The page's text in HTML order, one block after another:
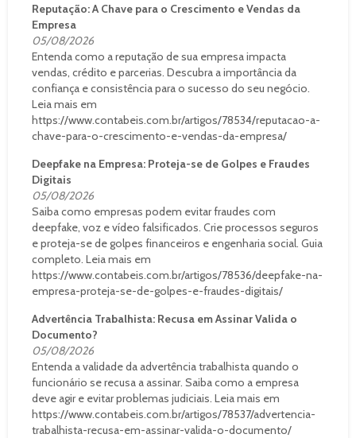
Reputação: A Chave para o Crescimento e Vendas da
Empresa
05/08/2026
Entenda como a reputação de sua empresa impacta
vendas, crédito e parcerias. Descubra a importância da
confiança e consistência para o sucesso do seu negócio.
Leia mais em
https://www.contabeis.com.br/artigos/78534/reputacao-a-
chave-para-o-crescimento-e-vendas-da-empresa/
Deepfake na Empresa: Proteja-se de Golpes e Fraudes
Digitais
05/08/2026
Saiba como empresas podem evitar fraudes com
deepfake, voz e vídeo falsificados. Crie processos seguros
e proteja-se de golpes financeiros e engenharia social. Guia
completo. Leia mais em
https://www.contabeis.com.br/artigos/78536/deepfake-na-
empresa-proteja-se-de-golpes-e-fraudes-digitais/
Advertência Trabalhista: Recusa em Assinar Valida o
Documento?
05/08/2026
Entenda a validade da advertência trabalhista quando o
funcionário se recusa a assinar. Saiba como a empresa
deve agir e evitar problemas judiciais. Leia mais em
https://www.contabeis.com.br/artigos/78537/advertencia-
trabalhista-recusa-em-assinar-valida-o-documento/